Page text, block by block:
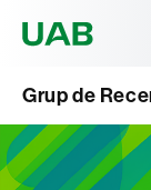
Grup de